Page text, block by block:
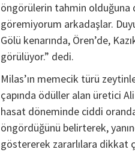
öngörülerin tahmin olduğuna
göremiyorum arkadaşlar.
Gölü kenarında, Ören’de,
görülüyor.” dedi.
Milas’ın memecik türü
çapında ödüller alan üretici
hasat döneminde ciddi
öngördüğünü belirterek,
göstererek zararlılara dikkat